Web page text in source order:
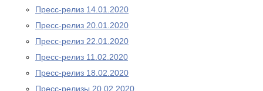
Пресс-релиз 14.01.2020
Пресс-релиз 20.01.2020
Пресс-релиз 22.01.2020
Пресс-релиз 11.02.2020
Пресс-релиз 18.02.2020
Пресс-релизы 20.02.2020